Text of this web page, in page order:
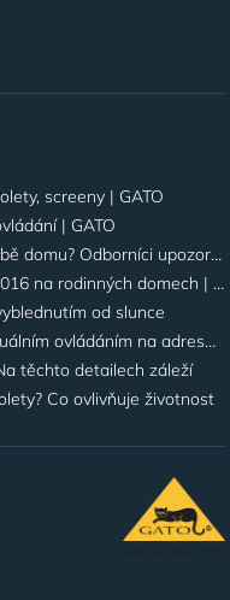
screeny | GATO
| GATO
Do čeho se vyplatí investovat při stavbě domu? Odborníci upozorňují na stínění oken
Montáž venkovních žaluzií Z90 RAL 7016 na rodinných domech | Případová studie
od slunce
Montáž venkovních žaluzií Z90 s manuálním ovládáním na adrese Štúrova, Praha 4
těchto detailech záleží
Co ovlivňuje životnost